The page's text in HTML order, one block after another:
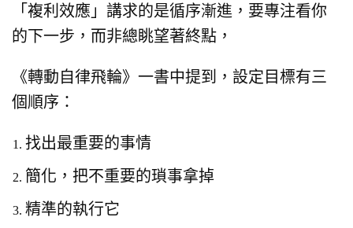
「複利效應」講求的是循序漸進， 要專注看你
的下一步，而非總眺望著終點，
《轉動自律飛輪》一書中提到，設定目標有三
個順序：
找出最重要的事情
簡化，把不重要的瑣事拿掉
精準的執行它